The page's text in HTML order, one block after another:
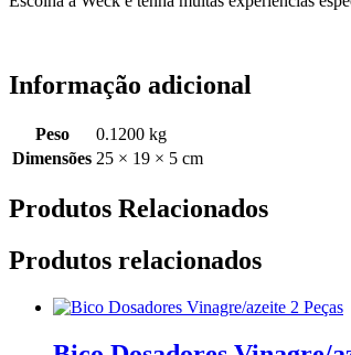
Informação adicional
Peso
0.1200 kg
Dimensões 25 × 19 × 5 cm
Produtos Relacionados
Produtos relacionados